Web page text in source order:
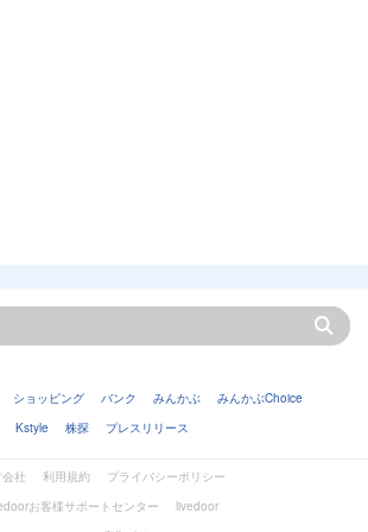
ショッピング バンク みんかぶ
みんかぶChoice
Kstyle
株探 プレスリリース
社 利用規約
プライバシーポリシー
お客様サポートセンター
livedoor